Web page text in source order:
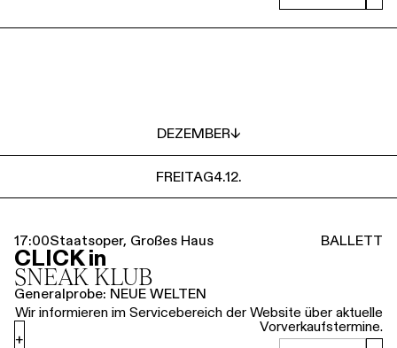
DEZEMBER↓
FREITAG4.12.
17:00Staatsoper, Großes Haus BALLETT
CLICK in
SNEAK KLUB
Generalprobe: NEUE WELTEN
Wir informieren im Servicebereich der Website über aktuelle
Vorverkaufstermine.
+